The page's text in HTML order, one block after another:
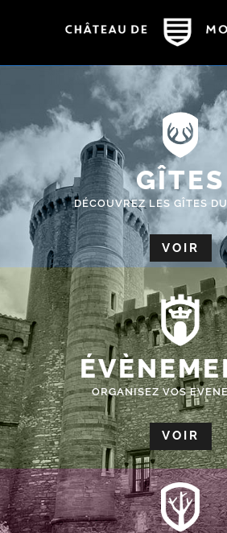
GÎTES
DÉCOUVREZ LES GÎTES
VOIR
ORGANISEZ VOS
VOIR